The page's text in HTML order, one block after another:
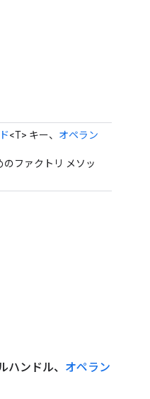
<T> キー、 オペラン
ファクトリ メソッ
ハンドル、 オペラン